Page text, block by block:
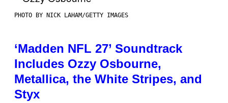
PHOTO BY NICK LAHAM/GETTY IMAGES
‘Madden NFL 27’ Soundtrack
Includes Ozzy Osbourne,
Metallica, the White Stripes, and
Styx